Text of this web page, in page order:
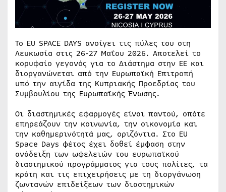
Το EU SPACE DAYS ανοίγει τις πύλες του στη
Λευκωσία στις 26-27 Μαΐου 2026. Αποτελεί το
κορυφαίο γεγονός για το Διάστημα στην ΕΕ και
διοργανώνεται από την Ευρωπαϊκή Επιτροπή
υπό την αιγίδα της Κυπριακής Προεδρίας του
Συμβουλίου της Ευρωπαϊκής Ένωσης.
Οι διαστημικές εφαρμογές είναι παντού, οπότε
επηρεάζουν την κοινωνία, την οικονομία και
την καθημερινότητά μας, οριζόντια. Στο EU
Space Days φέτος έχει δοθεί έμφαση στην
ανάδειξη των ωφελειών του ευρωπαϊκού
διαστημικού προγράμματος για τους πολίτες, τα
κράτη και τις επιχειρήσεις με τη διοργάνωση
ζωντανών επιδείξεων των διαστημικών